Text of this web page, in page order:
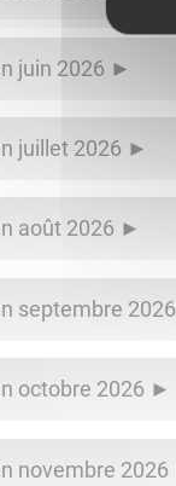
juin 2026
juillet 2026
août 2026
septembre 2026
octobre 2026
novembre 2026